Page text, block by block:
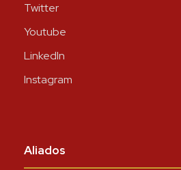
Twitter
Youtube
LinkedIn
Instagram
Aliados